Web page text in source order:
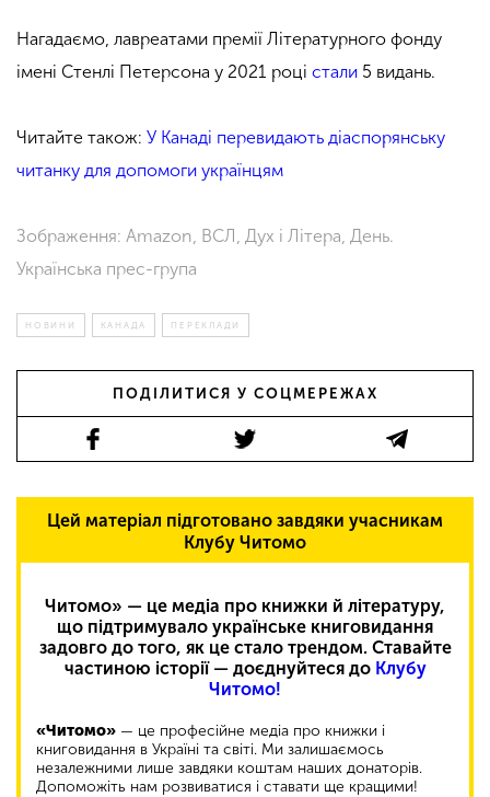
Нагадаємо, лавреатами премії Літературного фонду
імені Стенлі Петерсона у 2021 році стали 5 видань.
Читайте також: У Канаді перевидають діаспорянську
читанку для допомоги українцям
Зображення: Amazon, ВСЛ, Дух і Літера, День.
Українська прес-група
НОВИНИ КАНАДА ПЕРЕКЛАДИ
ПОДІЛИТИСЯ У СОЦМЕРЕЖАХ
Цей матеріал підготовано завдяки учасникам
Клубу Читомо
Читомо» — це медіа про книжки й літературу,
що підтримувало українське книговидання
задовго до того, як це стало трендом. Ставайте
частиною історії — доєднуйтеся до Клубу
Читомо!
«Читомо» — це професійне медіа про книжки і
книговидання в Україні та світі. Ми залишаємось
незалежними лише завдяки коштам наших донаторів.
Допоможіть нам розвиватися і ставати ще кращими!